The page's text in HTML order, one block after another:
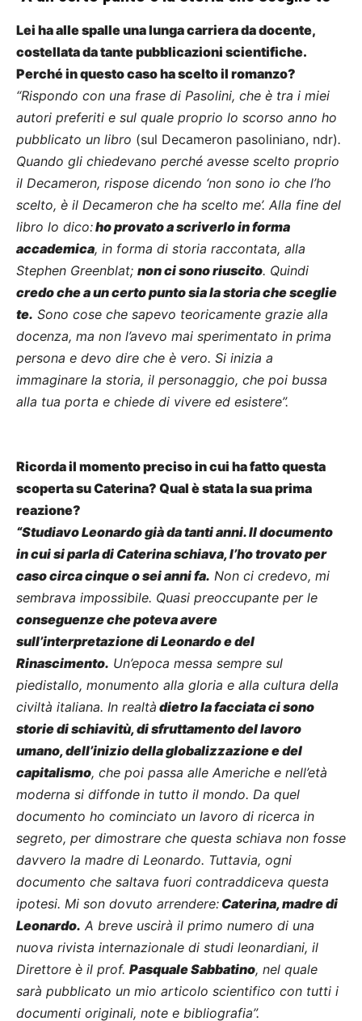
Lei ha alle spalle una lunga carriera da docente,
costellata da tante pubblicazioni scientifiche.
Perché in questo caso ha scelto il romanzo?
“Rispondo con una frase di Pasolini, che è tra i miei
autori preferiti e sul quale proprio lo scorso anno ho
pubblicato un libro (sul Decameron pasoliniano, ndr).
Quando gli chiedevano perché avesse scelto proprio
il Decameron, rispose dicendo ‘non sono io che l’ho
scelto, è il Decameron che ha scelto me’. Alla fine del
libro lo dico:ho provato a scriverlo in forma
accademica, in forma di storia raccontata, alla
Stephen Greenblat; non ci sono riuscito. Quindi
credo che a un certo punto sia la storia che sceglie
te. Sono cose che sapevo teoricamente grazie alla
docenza, ma non l’avevo mai sperimentato in prima
persona e devo dire che è vero. Si inizia a
immaginare la storia, il personaggio, che poi bussa
alla tua porta e chiede di vivere ed esistere”.
Ricorda il momento preciso in cui ha fatto questa
scoperta su Caterina? Qual è stata la sua prima
reazione?
“Studiavo Leonardo già da tanti anni. Il documento
in cui si parla di Caterina schiava, l’ho trovato per
caso circa cinque o sei anni fa. Non ci credevo, mi
sembrava impossibile. Quasi preoccupante per le
conseguenze che poteva avere
sull’interpretazione di Leonardo e del
Rinascimento. Un’epoca messa sempre sul
piedistallo, monumento alla gloria e alla cultura della
civiltà italiana. In realtà dietro la facciata ci sono
storie di schiavitù, di sfruttamento del lavoro
umano, dell’inizio della globalizzazione e del
capitalismo, che poi passa alle Americhe e nell’età
moderna si diffonde in tutto il mondo. Da quel
documento ho cominciato un lavoro di ricerca in
segreto, per dimostrare che questa schiava non fosse
davvero la madre di Leonardo. Tuttavia, ogni
documento che saltava fuori contraddiceva questa
ipotesi. Mi son dovuto arrendere: Caterina, madre di
Leonardo. A breve uscirà il primo numero di una
nuova rivista internazionale di studi leonardiani, il
Direttore è il prof. Pasquale Sabbatino, nel quale
sarà pubblicato un mio articolo scientifico con tutti i
documenti originali, note e bibliografia”.